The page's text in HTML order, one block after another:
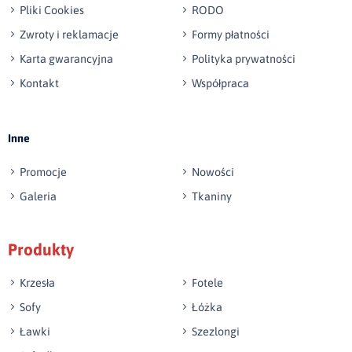
Wyślij opinię
Pliki Cookies
RODO
Zwroty i reklamacje
Formy płatności
Karta gwarancyjna
Polityka prywatności
Kontakt
Współpraca
Inne
Promocje
Nowości
Galeria
Tkaniny
Produkty
Krzesła
Fotele
Sofy
Łóżka
Ławki
Szezlongi